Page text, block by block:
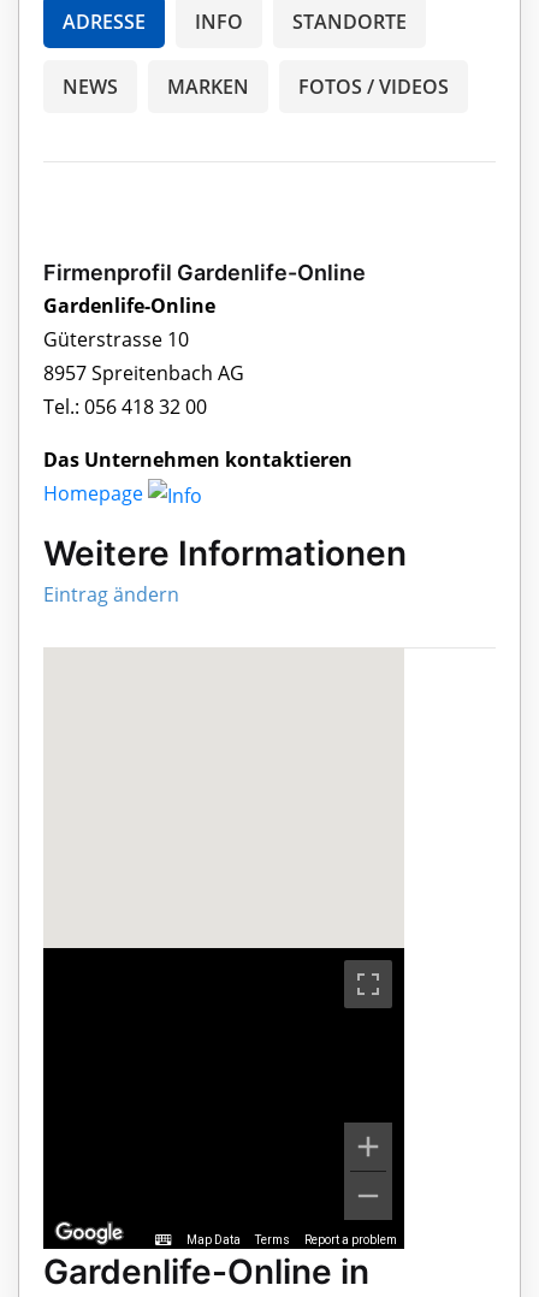
ADRESSE INFO STANDORTE
NEWS MARKEN FOTOS / VIDEOS
Firmenprofil Gardenlife-Online
Gardenlife-Online
Güterstrasse 10
8957 Spreitenbach AG
Tel.: 056 418 32 00
Das Unternehmen kontaktieren
Homepage
Weitere Informationen
Eintrag ändern
Map Data Terms Report a problem
Gardenlife-Online in